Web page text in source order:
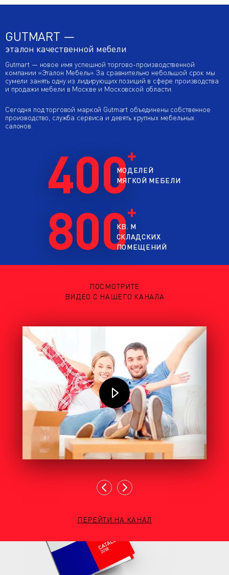
GUTMART —
эталон качественной мебели
Gutmart — новое имя успешной торгово-производственной
компании «Эталон Мебель». За сравнительно небольшой срок мы
сумели занять одну из лидирующих позиций в сфере производства
и продажи мебели в Москве и Московской области.
Сегодня под торговой маркой Gutmart объединены собственное
производство, служба сервиса и девять крупных мебельных
салонов.
400МОДЕЛЕЙ
МЯГКОЙ МЕБЕЛИ
800
КВ. М
СКЛАДСКИХ
ПОМЕЩЕНИЙ
ПОСМОТРИТЕ
ВИДЕО С НАШЕГО КАНАЛА
ПЕРЕЙТИ НА КАНАЛ